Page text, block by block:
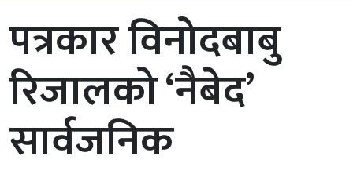
पत्रकार विनोदबाबु
रिजालको ‘नैबेद’
सार्वजनिक